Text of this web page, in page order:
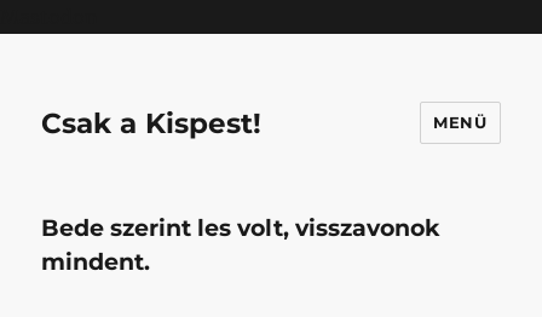
Csak a Kispest! MENÜ
Bede szerint les volt, visszavonok
mindent.